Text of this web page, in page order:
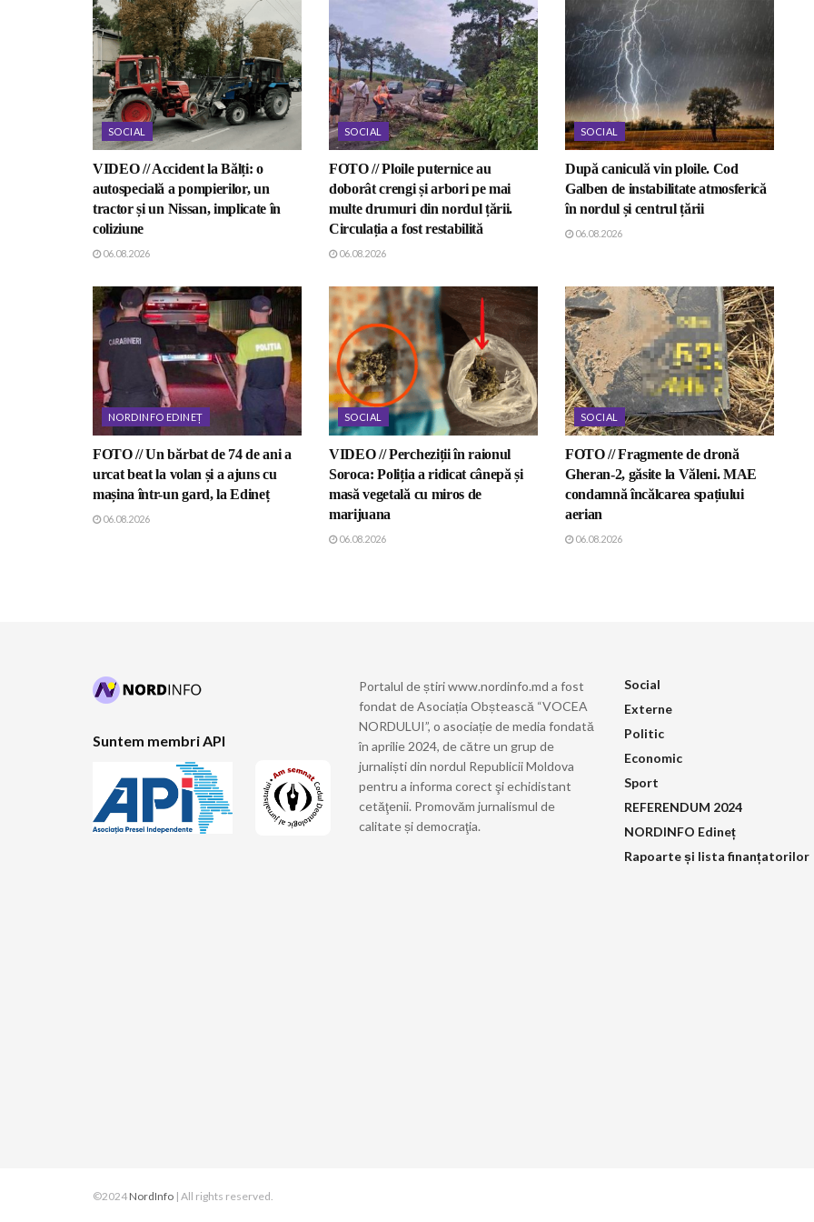
SOCIAL
VIDEO // Accident la Bălți: o
autospecială a pompierilor, un
tractor și un Nissan, implicate în
coliziune
06.08.2026
SOCIAL
FOTO // Ploile puternice au
doborât crengi și arbori pe mai
multe drumuri din nordul țării.
Circulația a fost restabilită
06.08.2026
SOCIAL
După caniculă vin ploile. Cod
Galben de instabilitate atmosferică
în nordul și centrul țării
06.08.2026
NORDINFO EDINEȚ
FOTO // Un bărbat de 74 de ani a
urcat beat la volan și a ajuns cu
mașina într-un gard, la Edineț
06.08.2026
SOCIAL
VIDEO // Percheziții în raionul
Soroca: Poliția a ridicat cânepă și
masă vegetală cu miros de
marijuana
06.08.2026
SOCIAL
FOTO // Fragmente de dronă
Gheran-2, găsite la Văleni. MAE
condamnă încălcarea spațiului
aerian
06.08.2026
Suntem membri API
Portalul de știri www.nordinfo.md a fost
fondat de Asociația Obștească “VOCEA
NORDULUI”, o asociație de media fondată
în aprilie 2024, de către un grup de
jurnaliști din nordul Republicii Moldova
pentru a informa corect şi echidistant
cetăţenii. Promovăm jurnalismul de
calitate și democraţia.
Social
Externe
Politic
Economic
Sport
REFERENDUM 2024
NORDINFO Edineț
Rapoarte și lista finanțatorilor
©2024 NordInfo | All rights reserved.